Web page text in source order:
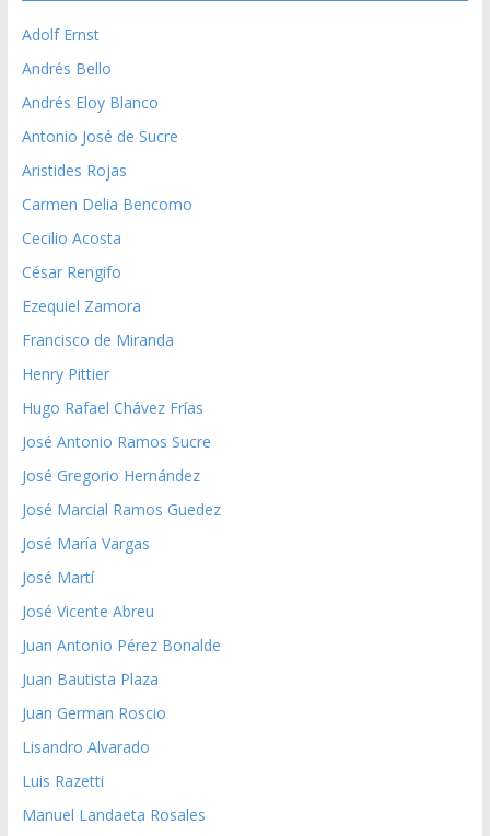
Adolf Ernst
Andrés Bello
Andrés Eloy Blanco
Antonio José de Sucre
Aristides Rojas
Carmen Delia Bencomo
Cecilio Acosta
César Rengifo
Ezequiel Zamora
Francisco de Miranda
Henry Pittier
Hugo Rafael Chávez Frías
José Antonio Ramos Sucre
José Gregorio Hernández
José Marcial Ramos Guedez
José María Vargas
José Martí
José Vicente Abreu
Juan Antonio Pérez Bonalde
Juan Bautista Plaza
Juan German Roscio
Lisandro Alvarado
Luis Razetti
Manuel Landaeta Rosales